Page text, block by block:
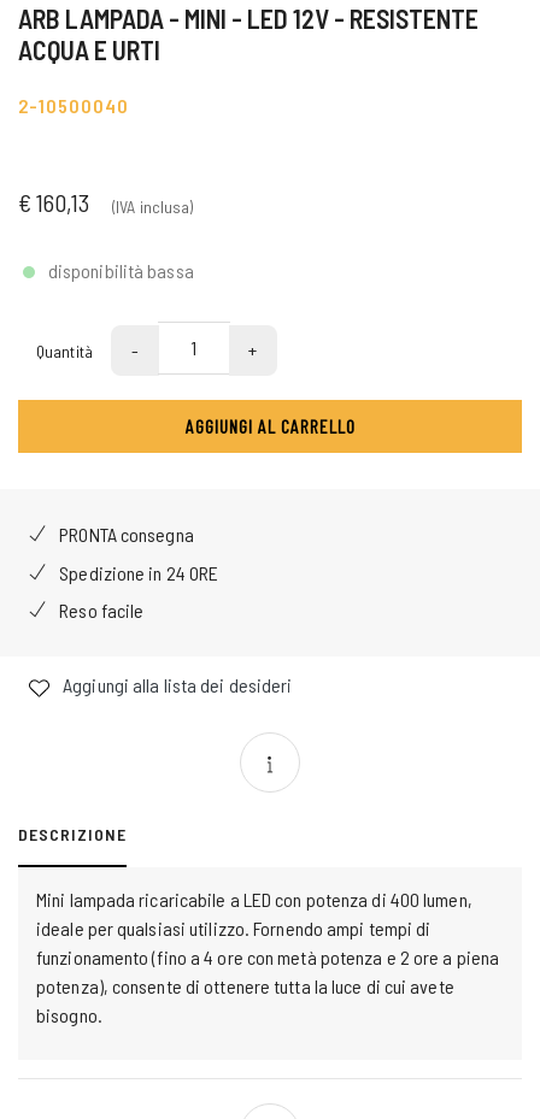
ARB LAMPADA - MINI - LED 12V - RESISTENTE
ACQUA E URTI
2-10500040
€ 160,13 (IVA inclusa)
disponibilità bassa
Quantità - +
AGGIUNGI AL CARRELLO
PRONTA consegna
Spedizione in 24 ORE
Reso facile
Aggiungi alla lista dei desideri
DESCRIZIONE
Mini lampada ricaricabile a LED con potenza di 400 lumen,
ideale per qualsiasi utilizzo. Fornendo ampi tempi di
funzionamento (fino a 4 ore con metà potenza e 2 ore a piena
potenza), consente di ottenere tutta la luce di cui avete
bisogno.